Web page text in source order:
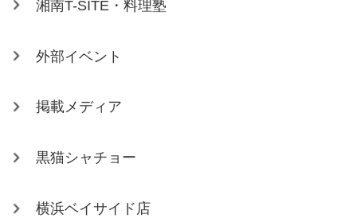
湘南T-SITE・料理塾
外部イベント
掲載メディア
黒猫シャチョー
横浜ベイサイド店